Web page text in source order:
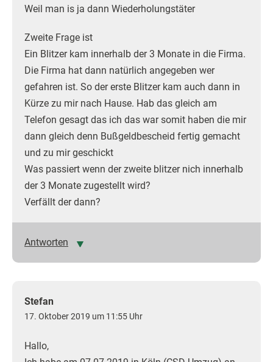
Weil man is ja dann Wiederholungstäter
Zweite Frage ist
Ein Blitzer kam innerhalb der 3 Monate in die Firma.
Die Firma hat dann natürlich angegeben wer
gefahren ist. So der erste Blitzer kam auch dann in
Kürze zu mir nach Hause. Hab das gleich am
Telefon gesagt das ich das war somit haben die mir
dann gleich denn Bußgeldbescheid fertig gemacht
und zu mir geschickt
Was passiert wenn der zweite blitzer nich innerhalb
der 3 Monate zugestellt wird?
Verfällt der dann?
Antworten
Stefan
17. Oktober 2019 um 11:55 Uhr
Hallo,